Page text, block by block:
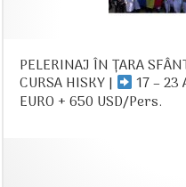
PELERINAJ ÎN ȚARA
CURSA HISKY | 17 – 23
EURO + 650 USD/Pers.